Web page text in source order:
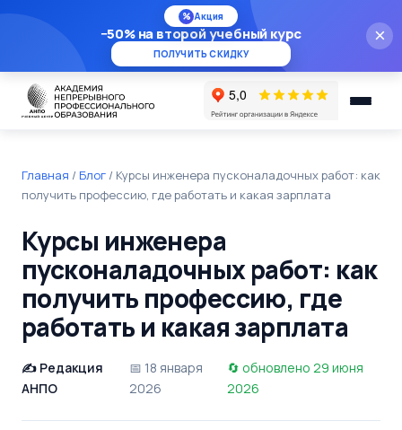
×
% Акция
−50% на второй учебный курс
ПОЛУЧИТЬ СКИДКУ
Главная / Блог / Курсы инженера пусконаладочных работ: как
получить профессию, где работать и какая зарплата
Курсы инженера
пусконаладочных работ: как
получить профессию, где
работать и какая зарплата
Редакция
АНПО
18 января
2026
обновлено 29 июня
2026